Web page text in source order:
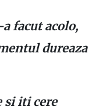
facut acolo,
dureaza
si iti cere